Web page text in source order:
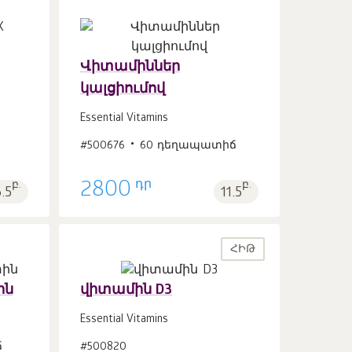
բ.
Վիտամիններ
կալցիումով
Essential Vitamins
#500676 60 դեղապատիճ
2800 դր 11.5բ.
1
ՀԻԹ
վիտամին D3
Essential Vitamins
#500820